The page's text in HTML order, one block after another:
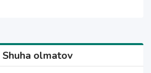
Shuha olmatov